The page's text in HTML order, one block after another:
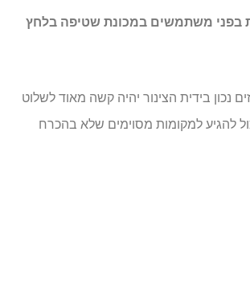
בפני משתמשים במכונת שטיפה בלחץ
נכון בידית הצינור יהיה קשה מאוד לשלוט
להגיע למקומות מסוימים שלא בהכרח